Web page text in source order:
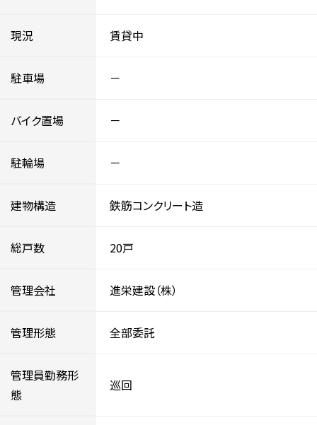
現況 賃貸中
駐車場 －
バイク置場 －
駐輪場 －
建物構造 鉄筋コンクリート造
総戸数 20戸
管理会社 進栄建設（株）
管理形態 全部委託
管理員勤務形
態
巡回